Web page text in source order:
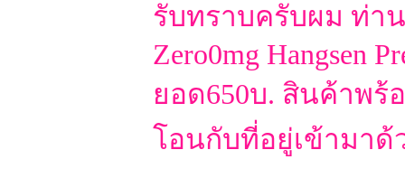
รับทราบครับผม ท่าน
Zero0mg Hangsen
ยอด650บ. สินค้าพร้
โอนกับที่อยู่เข้ามา